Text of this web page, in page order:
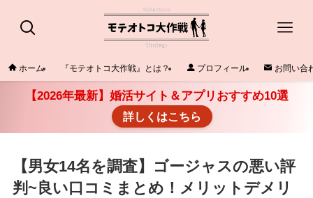
ホーム 『モテオトコ大作戦』とは？ プロフィール お問い合
【2026年最新】婚活サイト＆アプリおすすめ10選
詳しくはこちら
【男女14名を調査】ゴージャスの悪い評
判~良い口コミまとめ！メリットデメリ